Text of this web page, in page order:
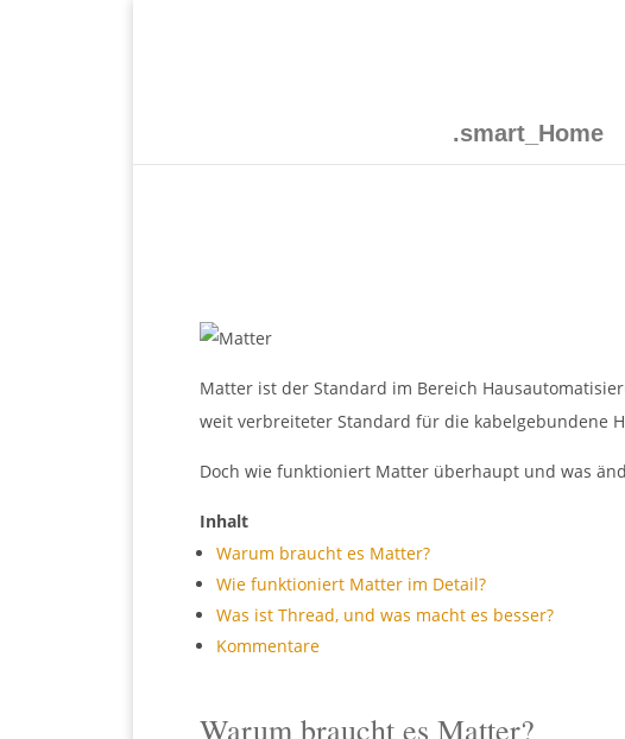
.smart_Home
Matter ist der Standard im Bereich
weit verbreiteter Standard für die kabelgebundene
Doch wie funktioniert Matter überhaupt und was
Inhalt
Warum braucht es Matter?
Wie funktioniert Matter im Detail?
Was ist Thread, und was macht es besser?
Kommentare
Warum braucht es Matter?